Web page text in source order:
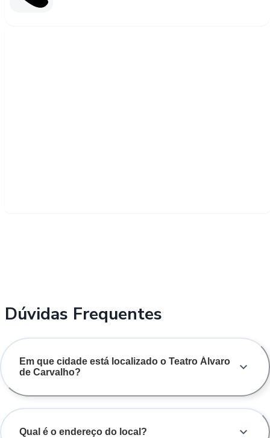
Dúvidas Frequentes
Em que cidade está localizado o Teatro Álvaro
de Carvalho?
Qual é o endereço do local?